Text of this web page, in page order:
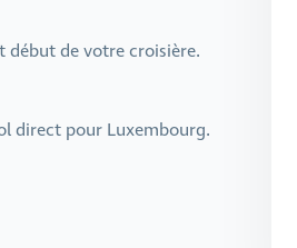
début de votre croisière.
direct pour Luxembourg.